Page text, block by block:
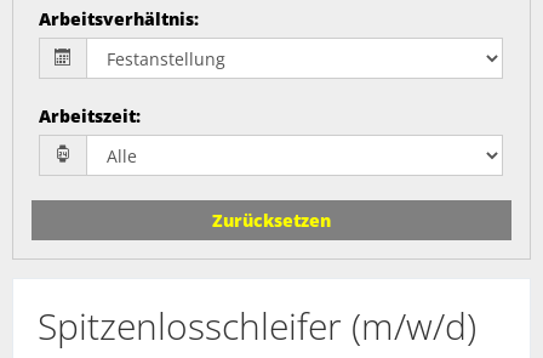
Arbeitsverhältnis:
Arbeitszeit:
Zurücksetzen
Spitzenlosschleifer (m/w/d)